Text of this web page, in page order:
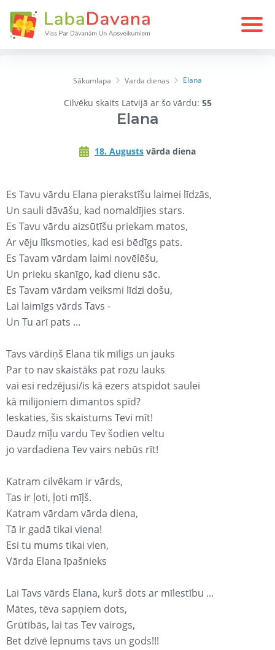
Sākumlapa Varda dienas Elana
Cilvēku skaits Latvijā ar šo vārdu: 55
Elana
18. Augusts vārda diena
Es Tavu vārdu Elana pierakstīšu laimei līdzās,
Un sauli dāvāšu, kad nomaldījies stars.
Es Tavu vārdu aizsūtīšu priekam matos,
Ar vēju līksmoties, kad esi bēdīgs pats.
Es Tavam vārdam laimi novēlēšu,
Un prieku skanīgo, kad dienu sāc.
Es Tavam vārdam veiksmi līdzi došu,
Lai laimīgs vārds Tavs -
Un Tu arī pats ...
Tavs vārdiņš Elana tik mīligs un jauks
Par to nav skaistāks pat rozu lauks
vai esi redzējusi/is kā ezers atspidot saulei
kā milijoniem dimantos spīd?
Ieskaties, šis skaistums Tevi mīt!
Daudz mīļu vardu Tev šodien veltu
jo vardadiena Tev vairs nebūs rīt!
Katram cilvēkam ir vārds,
Tas ir ļoti, ļoti mīļš.
Katram vārdam vārda diena,
Tā ir gadā tikai viena!
Esi tu mums tikai vien,
Vārda Elana īpašnieks
Lai Tavs vārds Elana, kurš dots ar mīlestību ...
Mātes, tēva sapņiem dots,
Grūtībās, lai tas Tev vairogs,
Bet dzīvē lepnums tavs un gods!!!